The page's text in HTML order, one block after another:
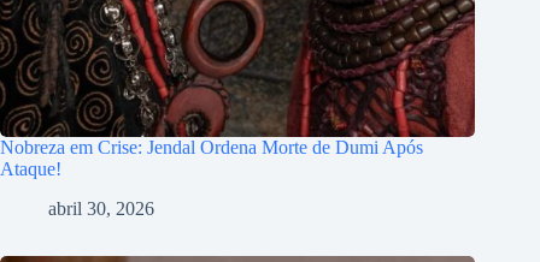
Nobreza em Crise: Jendal Ordena Morte de Dumi Após
Ataque!
abril 30, 2026